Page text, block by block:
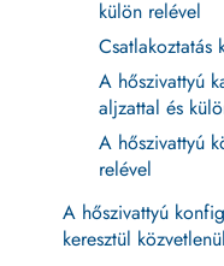
külön relével
Csatlakoztatás
A hőszivattyú
aljzattal és
A hőszivattyú
relével
A hőszivattyú
keresztül